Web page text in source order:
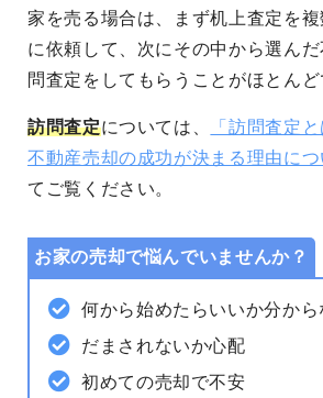
家を売る場合は、まず机上査定を
に依頼して、次にその中から選ん
問査定をしてもらうことがほとんど
訪問査定については、
「訪問査定
不動産売却の成功が決まる理由につ
てご覧ください。
お家の売却で悩んでいませんか？
何から始めたらいいか分から
だまされないか心配
初めての売却で不安